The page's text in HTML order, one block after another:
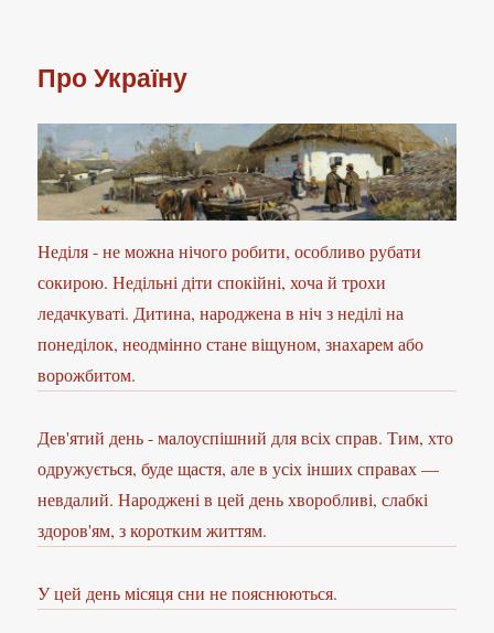
Про Україну
Неділя - не можна нічого робити, особливо рубати
сокирою. Недільні діти спокійні, хоча й трохи
ледачкуваті. Дитина, народжена в ніч з неділі на
понеділок, неодмінно стане віщуном, знахарем або
ворожбитом.
Дев'ятий день - малоуспішний для всіх справ. Тим, хто
одружується, буде щастя, але в усіх інших справах —
невдалий. Народжені в цей день хворобливі, слабкі
здоров'ям, з коротким життям.
У цей день місяця сни не пояснюються.